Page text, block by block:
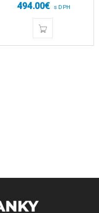
494.00€ s DPH